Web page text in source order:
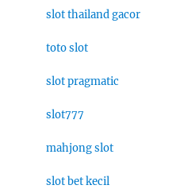
slot thailand gacor
toto slot
slot pragmatic
slot777
mahjong slot
slot bet kecil